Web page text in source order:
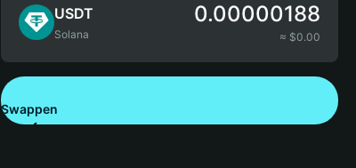
USDT
Solana
0.00000188
≈ $0.00
Swappen